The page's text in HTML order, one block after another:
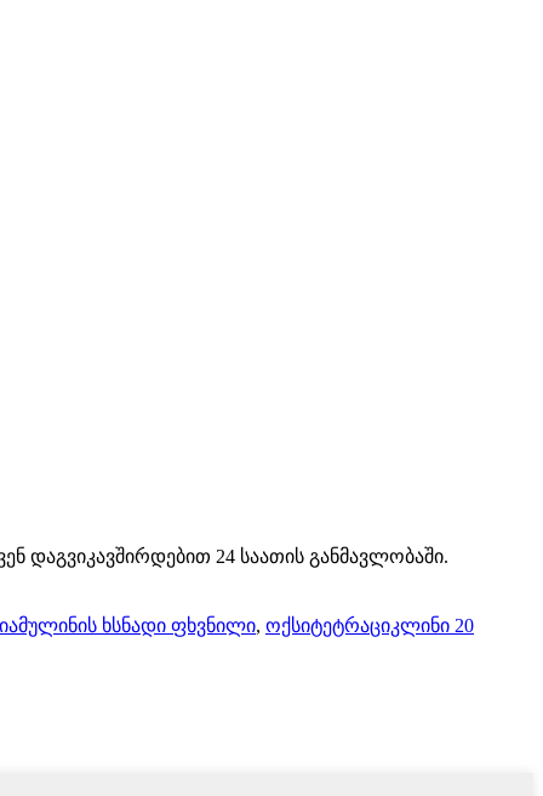
დაგვიკავშირდებით 24 საათის განმავლობაში.
ხსნადი ფხვნილი, ოქსიტეტრაციკლინი 20